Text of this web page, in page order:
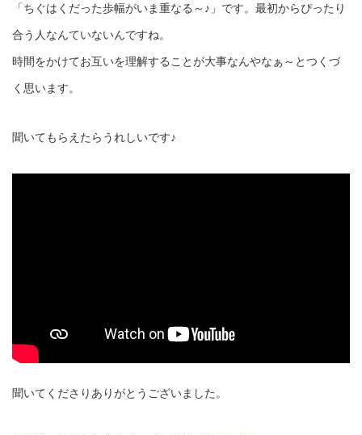
「ちぐはくだった歩幅がいま重なる～♪」です。最初からぴったり
合う人なんていないんですね。
時間をかけてお互いを理解することが大事なんやなぁ～とつくづ
く思います。
聞いてもらえたらうれしいです♪
聞いてくださりありがとうございました。